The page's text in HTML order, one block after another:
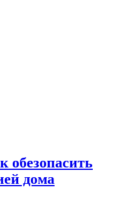
обезопасить
дома